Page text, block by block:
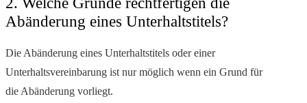
Abänderung eines Unterhaltstitels?
Die Abänderung eines Unterhaltstitels oder einer
Unterhaltsvereinbarung ist nur möglich wenn ein Grund für
die Abänderung vorliegt.